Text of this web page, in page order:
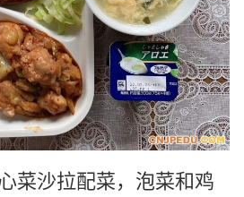
菜沙拉配菜， 泡菜和鸡